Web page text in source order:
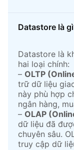
Datastore là
Datastore là
hai loại chính:
– OLTP
trữ dữ liệu
này phù hợp
ngân hàng,
– OLAP
dữ liệu đã
chuyên sâu.
truy cập dữ